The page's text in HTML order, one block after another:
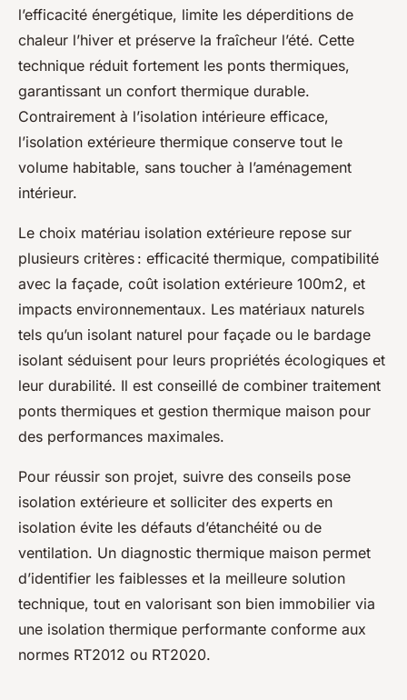
l’efficacité énergétique, limite les déperditions de
chaleur l’hiver et préserve la fraîcheur l’été. Cette
technique réduit fortement les ponts thermiques,
garantissant un confort thermique durable.
Contrairement à l’isolation intérieure efficace,
l’isolation extérieure thermique conserve tout le
volume habitable, sans toucher à l’aménagement
intérieur.
Le choix matériau isolation extérieure repose sur
plusieurs critères : efficacité thermique, compatibilité
avec la façade, coût isolation extérieure 100m2, et
impacts environnementaux. Les matériaux naturels
tels qu’un isolant naturel pour façade ou le bardage
isolant séduisent pour leurs propriétés écologiques et
leur durabilité. Il est conseillé de combiner traitement
ponts thermiques et gestion thermique maison pour
des performances maximales.
Pour réussir son projet, suivre des conseils pose
isolation extérieure et solliciter des experts en
isolation évite les défauts d’étanchéité ou de
ventilation. Un diagnostic thermique maison permet
d’identifier les faiblesses et la meilleure solution
technique, tout en valorisant son bien immobilier via
une isolation thermique performante conforme aux
normes RT2012 ou RT2020.